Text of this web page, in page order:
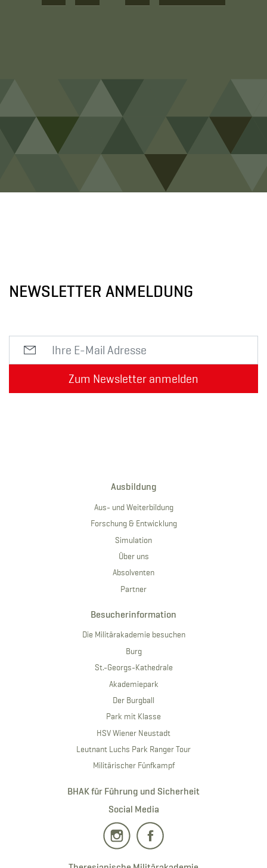
NEWSLETTER ANMELDUNG
Zum Newsletter anmelden
Ausbildung
Aus- und Weiterbildung
Forschung & Entwicklung
Simulation
Über uns
Absolventen
Partner
Besucherinformation
Die Militärakademie besuchen
Burg
St.-Georgs-Kathedrale
Akademiepark
Der Burgball
Park mit Klasse
HSV Wiener Neustadt
Leutnant Luchs Park Ranger Tour
Militärischer Fünfkampf
BHAK für Führung und Sicherheit
Social Media